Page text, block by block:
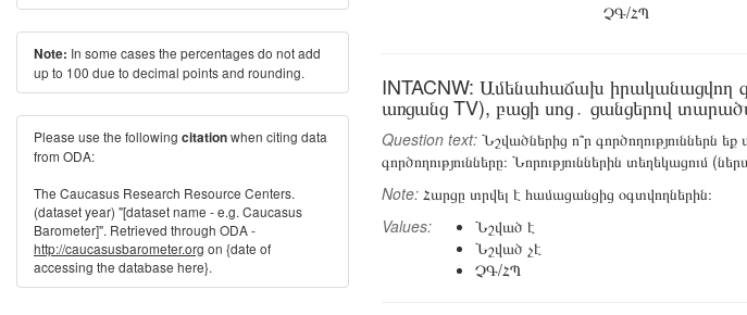
ՉԳ/ՀՊ
INTACNW: Ամենահաճախ իրականացվող
առցանց TV), բացի սոց․ ցանցերով
Question text: Նշվածներից ո՞ր գործողություններն
գործողությունները։ Նորություններին տեղեկացում
Note: Հարցը տրվել է համացանցից օգտվողներին։
Values:
Նշված է
Նշված չէ
ՉԳ/ՀՊ
Note: In some cases the percentages do not add
up to 100 due to decimal points and rounding.
Please use the following citationwhen citing data
from ODA:
The Caucasus Research Resource Centers.
(dataset year) "[dataset name - e.g. Caucasus
Barometer]". Retrieved through ODA -
http://caucasusbarometer.org on {date of
accessing the database here}.